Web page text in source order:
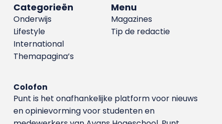
Menu
Magazines
Tip de redactie
Categorieën
Onderwijs
Lifestyle
International
Themapagina’s
Colofon
Punt is het onafhankelijke platform voor nieuws
en opinievorming voor studenten en